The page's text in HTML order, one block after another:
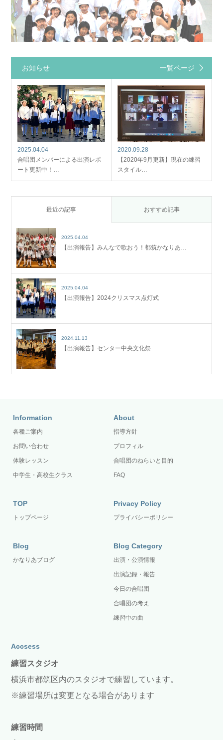
お知らせ 一覧ページ
2025.04.04
合唱団メンバーによる出演レポ
ート更新中！…
2020.09.28
【2020年9月更新】現在の練習
スタイル…
最近の記事 おすすめ記事
2025.04.04
【出演報告】みんなで歌おう！都筑かなりあ…
2025.04.04
【出演報告】2024クリスマス点灯式
2024.11.13
【出演報告】センター中央文化祭
Information
各種ご案内
お問い合わせ
体験レッスン
中学生・高校生クラス
About
指導方針
プロフィル
合唱団のねらいと目的
FAQ
TOP
トップページ
Privacy Policy
プライバシーポリシー
Blog
かなりあブログ
Blog Category
出演・公演情報
出演記録・報告
今日の合唱団
合唱団の考え
練習中の曲
Accsess
練習スタジオ
横浜市都筑区内のスタジオで練習しています。
※練習場所は変更となる場合があります
練習時間